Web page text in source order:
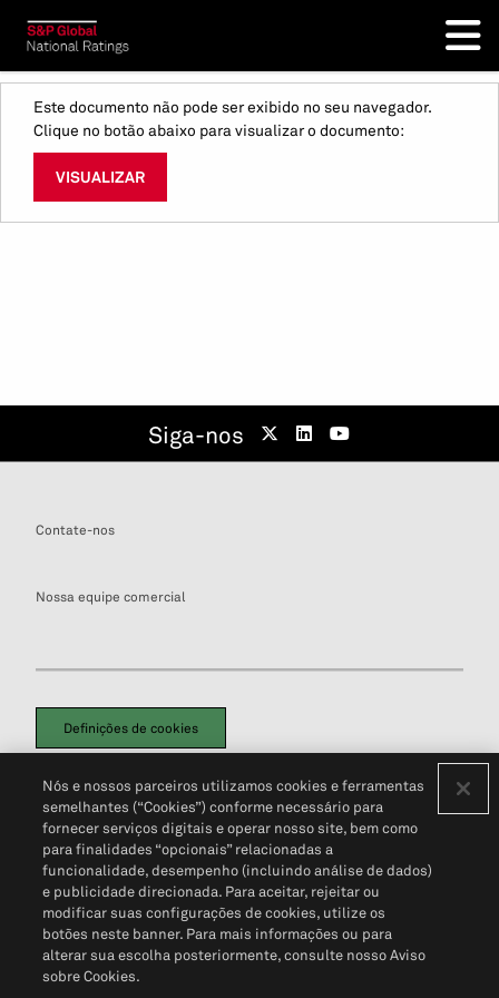
Este documento não pode ser exibido no seu navegador.
Clique no botão abaixo para visualizar o documento:
VISUALIZAR
Siga-nos
Contate-nos
Nossa equipe comercial
Definições de cookies
Política de PrivacidadePortal de privacidade do cliente (em inglês)
Não Venda Minhas Informações Pessoais© 2026 S&P Global
Nós e nossos parceiros utilizamos cookies e ferramentas
semelhantes (“Cookies”) conforme necessário para
fornecer serviços digitais e operar nosso site, bem como
para finalidades “opcionais” relacionadas a
funcionalidade, desempenho (incluindo análise de dados)
e publicidade direcionada. Para aceitar, rejeitar ou
modificar suas configurações de cookies, utilize os
botões neste banner. Para mais informações ou para
alterar sua escolha posteriormente, consulte nosso Aviso
sobre Cookies.